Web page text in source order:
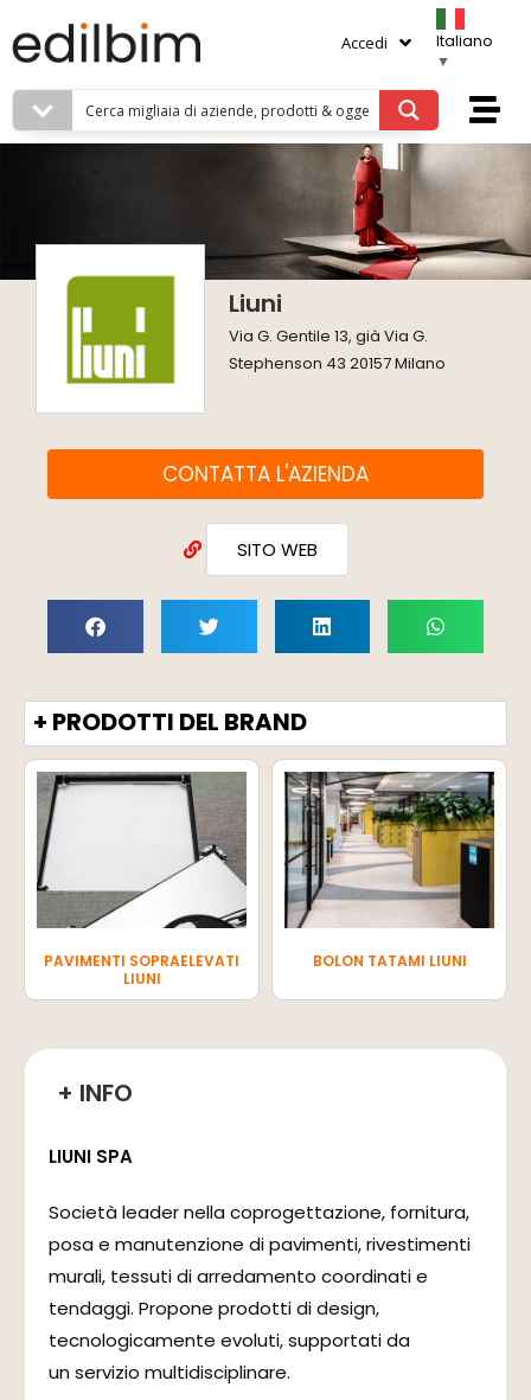
Accedi
Italiano
▼
Liuni
Via G. Gentile 13, già Via G.
Stephenson 43 20157 Milano
CONTATTA L'AZIENDA
SITO WEB
+ PRODOTTI DEL BRAND
PAVIMENTI SOPRAELEVATI
LIUNI
BOLON TATAMI LIUNI
+ INFO
LIUNI SPA
Società leader nella coprogettazione, fornitura,
posa e manutenzione di pavimenti, rivestimenti
murali, tessuti di arredamento coordinati e
tendaggi. Propone prodotti di design,
tecnologicamente evoluti, supportati da
un servizio multidisciplinare.